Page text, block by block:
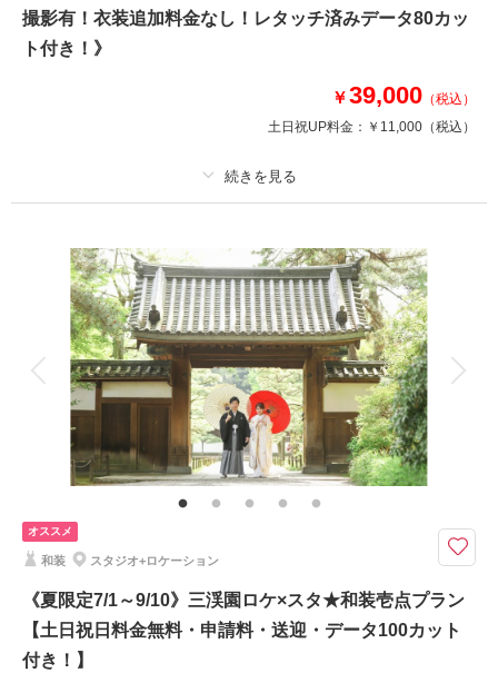
撮影有！衣装追加料金なし！レタッチ済みデータ80カッ
ト付き！》
￥39,000 （税込）
土日祝UP料金： ￥11,000 （税込）
撮影料 新婦衣装1着 新郎衣装1着
着付け ヘアメイク 小物一式
アルバム データ 80 カット 台紙付写真
衣装追加 会食 挙式
家族と撮影 家族用衣装レンタル ペットと撮影
その他含むもの
衣装差額無し・肌着や草履・インナー類・ 新婦ヘアメイク（洋髪orかつ
ら）・ 撮影小物・メイクスタッフ撮影同行・撮影日程変更無料
天気に左右されることなく撮影を楽しめるスタジオプラン♪
パッケージプランなので追加料金なし！
衣裳差額なし！新婦衣裳、約50着以上の中から1着お選びいただけます
撮影場所：スタジオ
オススメ
和装 スタジオ+ロケーション
《夏限定7/1～9/10》三渓園ロケ×スタ★和装壱点プラン
【土日祝日料金無料・申請料・送迎・データ100カット
付き！】